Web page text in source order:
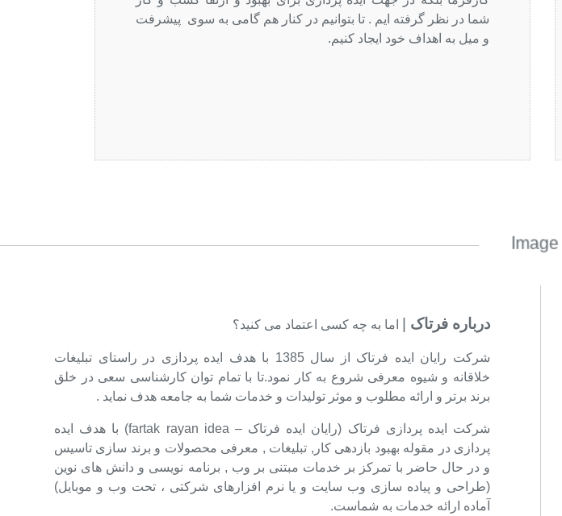
شما در نظر گرفته ایم . تا بتوانیم در کنار هم گامی به سوی پیشرفت
و میل به اهداف خود ایجاد کنیم.
درباره فرتاک اما به چه کسی اعتماد می کنید؟
شرکت رایان ایده فرتاک از سال 1385 با هدف ایده پردازی در راستای تبلیغات
خلاقانه و شیوه معرفی شروع به کار نمود.تا با تمام توان کارشناسی سعی در خلق
برند برتر و ارائه مطلوب و موثر تولیدات و خدمات شما به جامعه هدف نماید .
شرکت ایده پردازی فرتاک (رایان ایده فرتاک – fartak rayan idea) با هدف ایده
پردازی در مقوله بهبود بازدهی کار, تبلیغات , معرفی محصولات و برند سازی تاسیس
و در حال حاضر با تمرکز بر خدمات مبتنی بر وب , برنامه نویسی و دانش های نوین
(طراحی و پیاده سازی وب سایت و یا نرم افزارهای شرکتی ، تحت وب و موبایل)
آماده ارائه خدمات به شماست.